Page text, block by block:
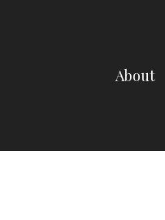
About